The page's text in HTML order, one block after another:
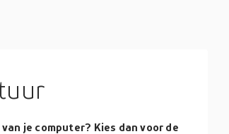
je computer? Kies dan voor de